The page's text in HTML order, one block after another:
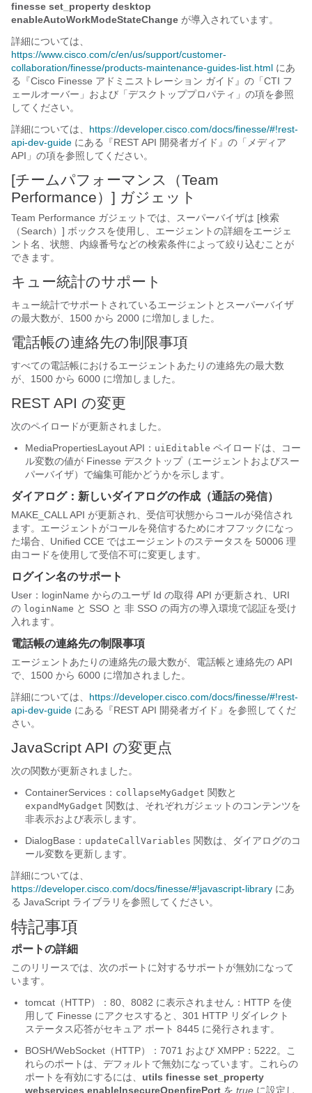
finesse set_property desktop
enableAutoWorkModeStateChange が導入されています。
詳細については、
https://www.cisco.com/c/en/us/support/customer-
collaboration/finesse/products-maintenance-guides-list.html にあ
る『Cisco Finesse アドミニストレーション ガイド 』の「CTI フ
ェールオーバー 」および「デスクトッププロパティ 」の項を参照
してください。
詳細については、 https://developer.cisco.com/docs/finesse/#!rest-
api-dev-guide にある『REST API 開発者ガイド 』の「メディア
API 」の項を参照してください。
[チームパフォーマンス（Team
Performance）] ガジェット
Team Performance ガジェットでは、スーパーバイザは [検索
（Search）] ボックスを使用し、エージェントの詳細をエージェ
ント名、状態、内線番号などの検索条件によって絞り込むことが
できます。
キュー統計のサポート
キュー統計でサポートされているエージェントとスーパーバイザ
の最大数が、1500 から 2000 に増加しました。
電話帳の連絡先の制限事項
すべての電話帳におけるエージェントあたりの連絡先の最大数
が、1500 から 6000 に増加しました。
REST API の変更
次のペイロードが更新されました。
MediaPropertiesLayout API： uiEditable ペイロードは、コー
ル変数の値が Finesse デスクトップ（エージェントおよびスー
パーバイザ）で編集可能かどうかを示します。
ダイアログ：新しいダイアログの作成（通話の発信）
MAKE_CALL API が更新され、受信可状態からコールが発信され
ます。エージェントがコールを発信するためにオフフックになっ
た場合、Unified CCE ではエージェントのステータスを 50006 理
由コードを使用して受信不可に変更します。
ログイン名のサポート
User：loginName からのユーザ Id の取得 API が更新され、URI
の loginName と SSO と 非 SSO の両方の導入環境で認証を受け
入れます。
電話帳の連絡先の制限事項
エージェントあたりの連絡先の最大数が、 電話帳と連絡先の API
で、1500 から 6000 に増加されました。
詳細については、 https://developer.cisco.com/docs/finesse/#!rest-
api-dev-guide にある『REST API 開発者ガイド 』を参照してくだ
さい。
JavaScript API の変更点
次の関数が更新されました。
ContainerServices： collapseMyGadget 関数と
expandMyGadget 関数は、それぞれガジェットのコンテンツを
非表示および表示します。
DialogBase： updateCallVariables 関数は、ダイアログのコ
ール変数を更新します。
詳細については、
https://developer.cisco.com/docs/finesse/#!javascript-library にあ
る JavaScript ライブラリ を参照してください。
特記事項
ポートの詳細
このリリースでは、次のポートに対するサポートが無効になって
います。
tomcat（HTTP）： 80、 8082 に表示されません：HTTP を使
用して Finesse にアクセスすると、301 HTTP リダイレクト
ステータス応答がセキュア ポート 8445 に発行されます。
BOSH/WebSocket（HTTP）：7071 および XMPP：5222。こ
れらのポートは、デフォルトで無効になっています。これらの
ポートを有効にするには、 utils finesse set_property
webservices enableInsecureOpenfirePort を true に設定し